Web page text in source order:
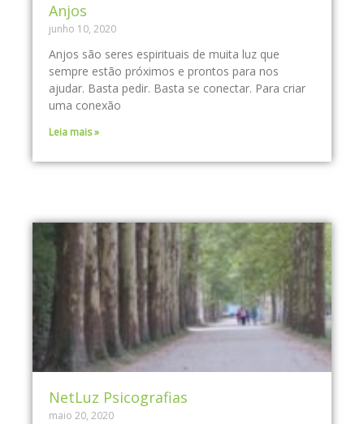
Anjos
junho 10, 2020
Anjos são seres espirituais de muita luz que
sempre estão próximos e prontos para nos
ajudar. Basta pedir. Basta se conectar. Para criar
uma conexão
Leia mais »
NetLuz Psicografias
maio 20, 2020